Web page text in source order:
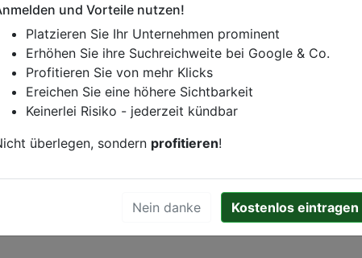
oder andere relevante Informationen hinzufügen?
Gerne erweitern wir Ihren Firmeneintrag um
Ihren Wettbewerbern abheben.
und Vorteile nutzen!
Platzieren Sie Ihr Unternehmen prominent
Erhöhen Sie ihre Suchreichweite bei Google & Co.
Profitieren Sie von mehr Klicks
Ereichen Sie eine höhere Sichtbarkeit
Keinerlei Risiko - jederzeit kündbar
überlegen, sondern profitieren!
Nein danke Kostenlos eintragen